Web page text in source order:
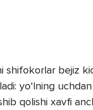
shifokorlar bejiz
yo‘lning
qolishi xavfi